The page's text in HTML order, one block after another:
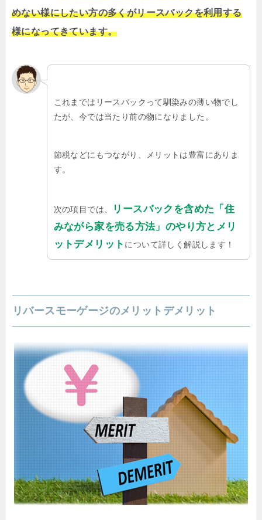
めない様にしたい方の多くがリースバックを利用する
様になってきています。
これまではリースバックって馴染みの薄い物でし
たが、今では当たり前の物になりました。
節税などにもつながり、メリットは豊富にありま
す。
次の項目では、
リースバックを含めた「住
みながら家を売る方法」のやり方とメリ
ットデメリット について詳しく解説します！
リバースモーゲージのメリットデメリット